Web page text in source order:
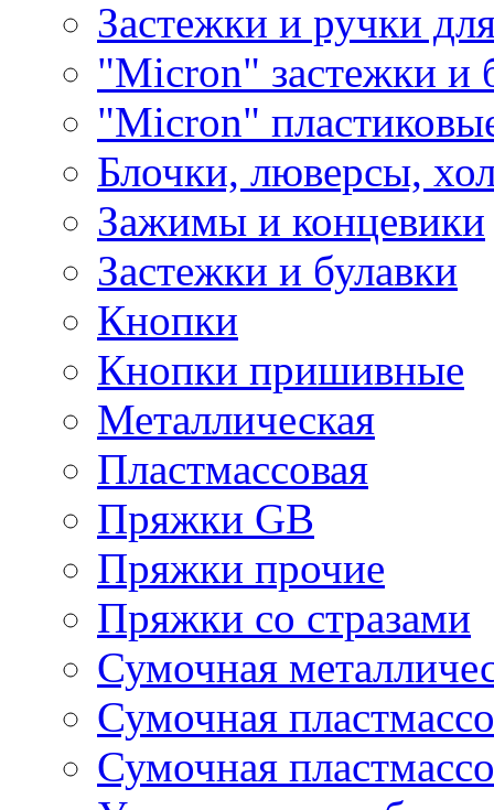
Застежки и ручки
"Micron" застежки и
"Micron"
Блочки, люверсы,
Зажимы и концевики
Застежки и булавки
Кнопки
Кнопки пришивные
Металлическая
Пластмассовая
Пряжки GB
Пряжки прочие
Пряжки со стразами
Сумочная
Сумочная
Сумочная